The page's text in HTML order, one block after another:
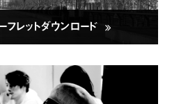
フレットダウンロード